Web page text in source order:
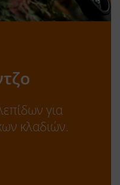
για
κλαδιών.